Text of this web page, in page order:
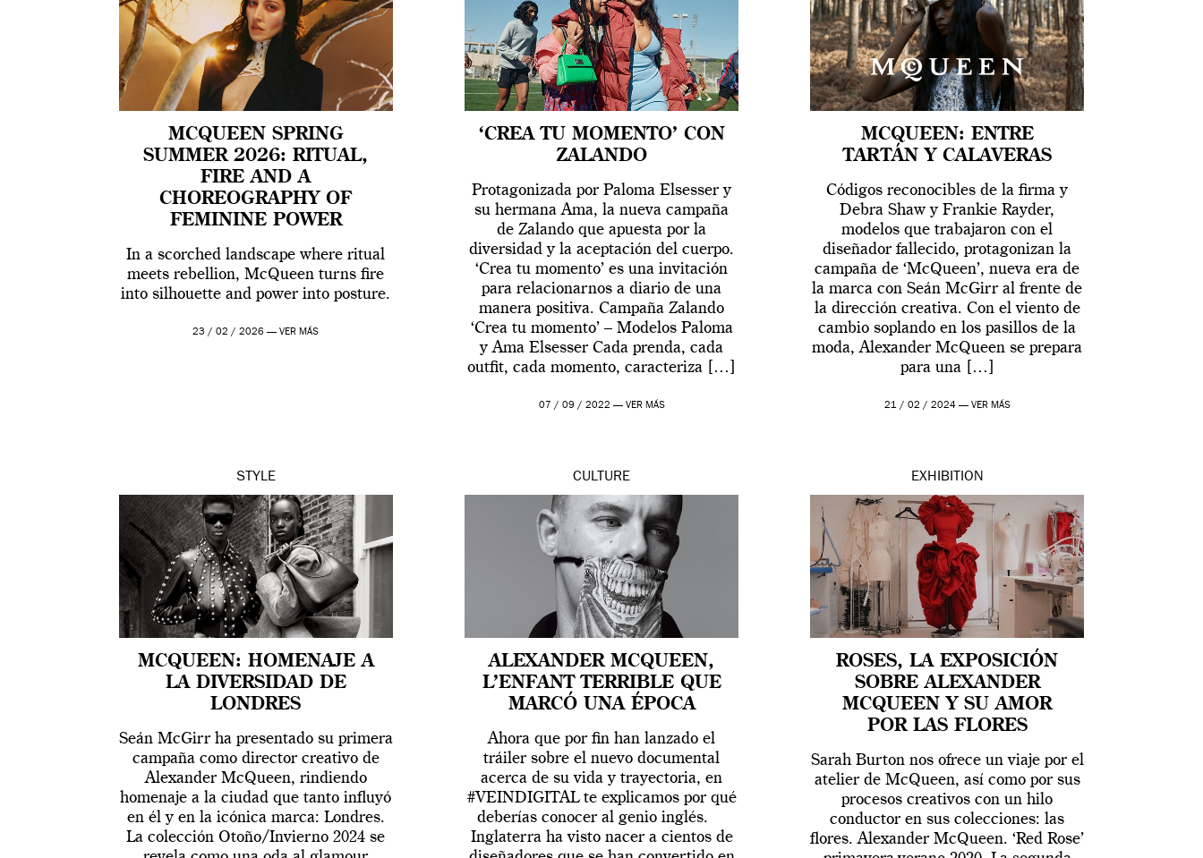
MCQUEEN SPRING
SUMMER 2026: RITUAL,
FIRE AND A
CHOREOGRAPHY OF
FEMININE POWER
In a scorched landscape where ritual
meets rebellion, McQueen turns fire
into silhouette and power into posture.
23 / 02 / 2026 —VER MÁS
‘CREA TU MOMENTO’ CON
ZALANDO
Protagonizada por Paloma Elsesser y
su hermana Ama, la nueva campaña
de Zalando que apuesta por la
diversidad y la aceptación del cuerpo.
‘Crea tu momento’ es una invitación
para relacionarnos a diario de una
manera positiva. Campaña Zalando
‘Crea tu momento’ – Modelos Paloma
y Ama Elsesser Cada prenda, cada
outfit, cada momento, caracteriza […]
07 / 09 / 2022 — VER MÁS
MCQUEEN: ENTRE
TARTÁN Y CALAVERAS
Códigos reconocibles de la firma y
Debra Shaw y Frankie Rayder,
modelos que trabajaron con el
diseñador fallecido, protagonizan la
campaña de ‘McQueen’, nueva era de
la marca con Seán McGirr al frente de
la dirección creativa. Con el viento de
cambio soplando en los pasillos de la
moda, Alexander McQueen se prepara
para una […]
21 / 02 / 2024 — VER MÁS
STYLE
MCQUEEN: HOMENAJE A
LA DIVERSIDAD DE
LONDRES
Seán McGirr ha presentado su primera
campaña como director creativo de
Alexander McQueen, rindiendo
homenaje a la ciudad que tanto influyó
en él y en la icónica marca: Londres.
La colección Otoño/Invierno 2024 se
CULTURE
ALEXANDER MCQUEEN,
L’ENFANT TERRIBLE QUE
MARCÓ UNA ÉPOCA
Ahora que por fin han lanzado el
tráiler sobre el nuevo documental
acerca de su vida y trayectoria, en
#VEINDIGITAL te explicamos por qué
deberías conocer al genio inglés.
Inglaterra ha visto nacer a cientos de
EXHIBITION
ROSES, LA EXPOSICIÓN
SOBRE ALEXANDER
MCQUEEN Y SU AMOR
POR LAS FLORES
Sarah Burton nos ofrece un viaje por el
atelier de McQueen, así como por sus
procesos creativos con un hilo
conductor en sus colecciones: las
flores. Alexander McQueen. ‘Red Rose’